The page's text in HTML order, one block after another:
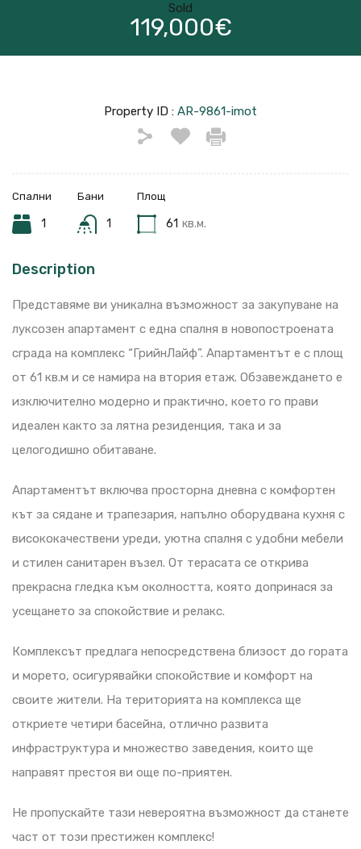
Sold
119,000€
Property ID : AR-9861-imot
Спални
1
Бани
1
Площ
61 кв.м.
Description
Представяме ви уникална възможност за закупуване на
луксозен апартамент с една спалня в новопостроената
сграда на комплекс “ГрийнЛайф”. Апартаментът е с площ
от 61 кв.м и се намира на втория етаж. Обзавеждането е
изключително модерно и практично, което го прави
идеален както за лятна резиденция, така и за
целогодишно обитаване.
Апартаментът включва просторна дневна с комфортен
кът за сядане и трапезария, напълно оборудвана кухня с
висококачествени уреди, уютна спалня с удобни мебели
и стилен санитарен възел. От терасата се открива
прекрасна гледка към околността, която допринася за
усещането за спокойствие и релакс.
Комплексът предлага непосредствена близост до гората
и морето, осигурявайки спокойствие и комфорт на
своите жители. На територията на комплекса ще
откриете четири басейна, отлично развита
инфраструктура и множество заведения, които ще
направят престоя ви още по-приятен.
Не пропускайте тази невероятна възможност да станете
част от този престижен комплекс!